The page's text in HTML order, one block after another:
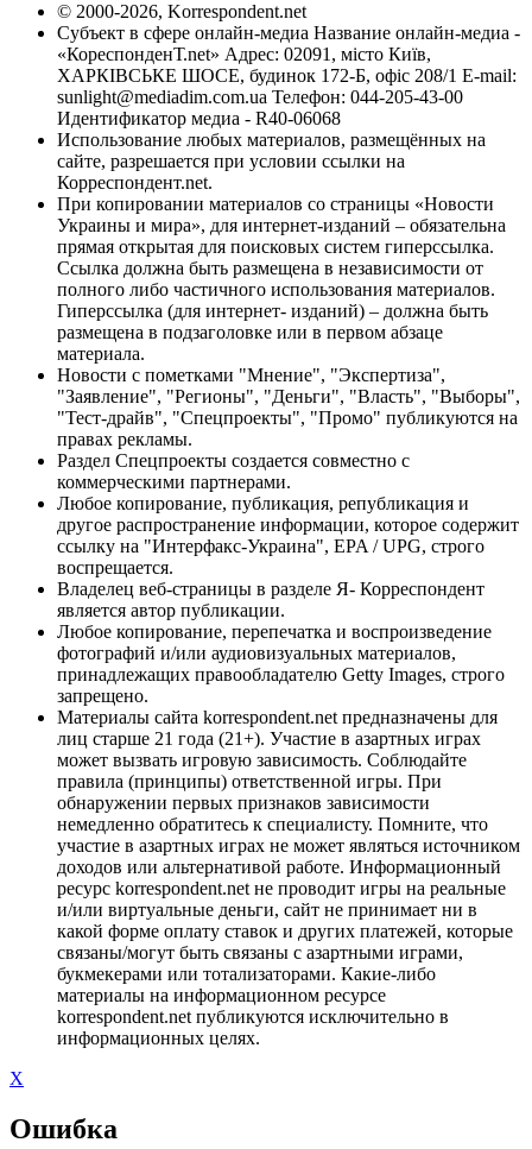
© 2000-2026, Korrespondent.net
Субъект в сфере онлайн-медиа Название онлайн-медиа -
«КореспонденТ.net» Адрес: 02091, місто Київ,
ХАРКІВСЬКЕ ШОСЕ, будинок 172-Б, офіс 208/1 E-mail:
sunlight@mediadim.com.ua Телефон: 044-205-43-00
Идентификатор медиа - R40-06068
Использование любых материалов, размещённых на
сайте, разрешается при условии ссылки на
Корреспондент.net.
При копировании материалов со страницы «Новости
Украины и мира», для интернет-изданий – обязательна
прямая открытая для поисковых систем гиперссылка.
Ссылка должна быть размещена в независимости от
полного либо частичного использования материалов.
Гиперссылка (для интернет- изданий) – должна быть
размещена в подзаголовке или в первом абзаце
материала.
Новости с пометками "Мнение", "Экспертиза",
"Заявление", "Регионы", "Деньги", "Власть", "Выборы",
"Тест-драйв", "Спецпроекты", "Промо" публикуются на
правах рекламы.
Раздел Спецпроекты создается совместно с
коммерческими партнерами.
Любое копирование, публикация, републикация и
другое распространение информации, которое содержит
ссылку на "Интерфакс-Украина", EPA / UPG, строго
воспрещается.
Владелец веб-страницы в разделе Я- Корреспондент
является автор публикации.
Любое копирование, перепечатка и воспроизведение
фотографий и/или аудиовизуальных материалов,
принадлежащих правообладателю Getty Images, строго
запрещено.
Материалы сайта korrespondent.net предназначены для
лиц старше 21 года (21+). Участие в азартных играх
может вызвать игровую зависимость. Соблюдайте
правила (принципы) ответственной игры. При
обнаружении первых признаков зависимости
немедленно обратитесь к специалисту. Помните, что
участие в азартных играх не может являться источником
доходов или альтернативой работе. Информационный
ресурс korrespondent.net не проводит игры на реальные
и/или виртуальные деньги, сайт не принимает ни в
какой форме оплату ставок и других платежей, которые
связаны/могут быть связаны с азартными играми,
букмекерами или тотализаторами. Какие-либо
материалы на информационном ресурсе
korrespondent.net публикуются исключительно в
информационных целях.
X
Ошибка